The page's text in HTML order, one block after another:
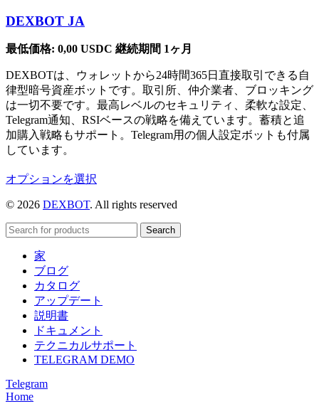
DEXBOT JA
最低価格: 0,00 USDC 継続期間 1ヶ月
DEXBOTは、ウォレットから24時間365日直接取引できる自
律型暗号資産ボットです。取引所、仲介業者、ブロッキング
は一切不要です。最高レベルのセキュリティ、柔軟な設定、
Telegram通知、RSIベースの戦略を備えています。蓄積と追
加購入戦略もサポート。Telegram用の個人設定ボットも付属
しています。
オプションを選択
商
品
に
の
リ
エ
ー
© 2026 DEXBOT. All rights reserved
Search
家
ブログ
カタログ
アップデート
説明書
ドキュメント
テクニカルサポート
TELEGRAM DEMO
Telegram
Home